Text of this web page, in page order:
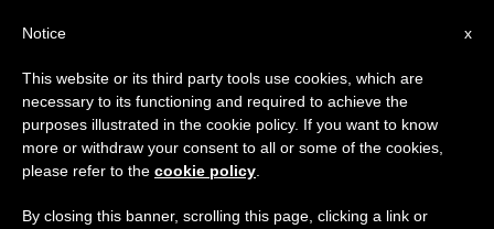
TAG
Posts Tagged ‘Togo’
x
Notice
This website or its third party tools use cookies, which are
necessary to its functioning and required to achieve the
purposes illustrated in the cookie policy. If you want to know
more or withdraw your consent to all or some of the cookies,
please refer to the cookie policy
By closing this banner, scrolling this page, clicking a link or